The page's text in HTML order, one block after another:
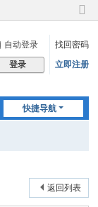
切
到
窄
自动登录
找回密码
登录 立即注册
快捷导航
返回列表